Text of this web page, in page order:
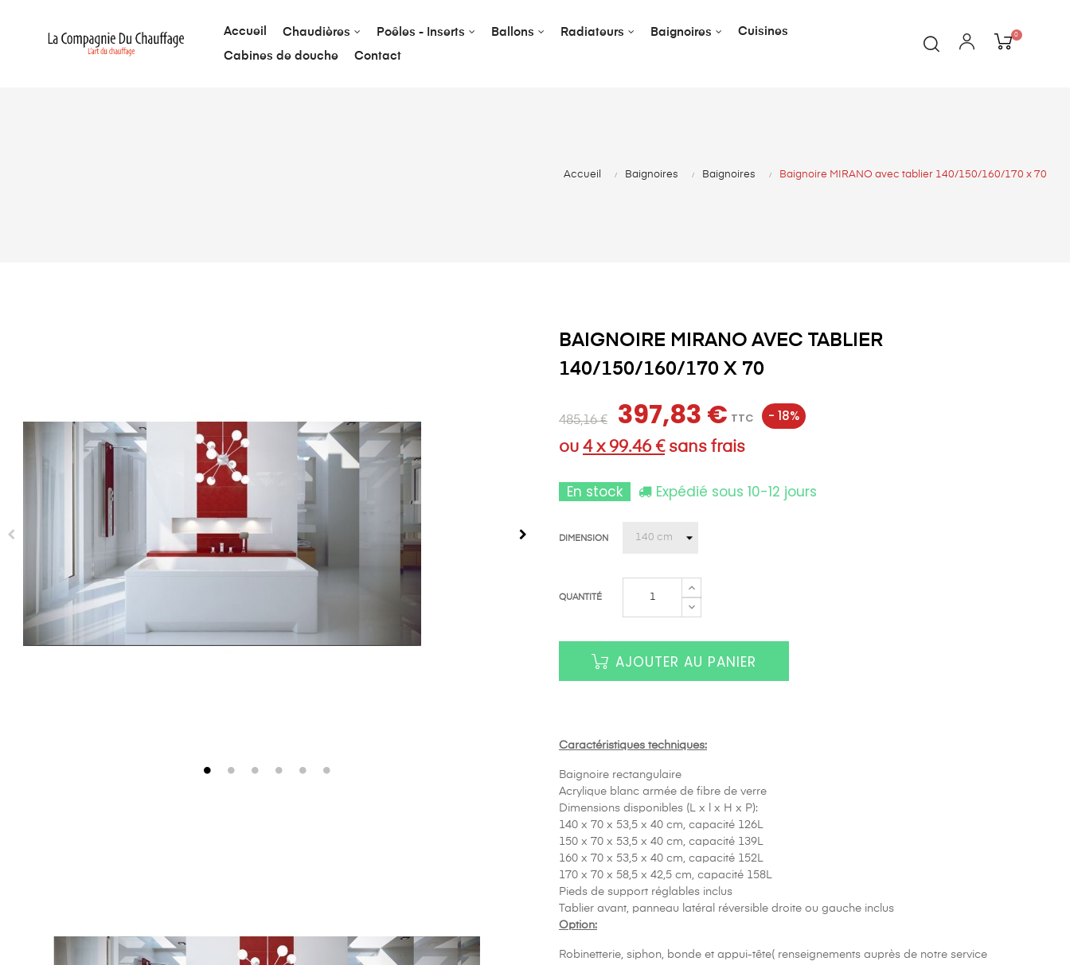
Accueil Chaudières Poêles - Inserts Ballons Radiateurs Baignoires Cuisines
Cabines de douche Contact
0
Accueil Baignoires Baignoires Baignoire MIRANO avec tablier 140/150/160/170 x 70
BAIGNOIRE MIRANO AVEC TABLIER
140/150/160/170 X 70
485,16 € 397,83 € TTC
- 18%
ou 4 x 99.46 €sans frais
En stock Expédié sous 10-12 jours
DIMENSION
QUANTITÉ
AJOUTER AU PANIER
Caractéristiques techniques:
Baignoire rectangulaire
Acrylique blanc armée de fibre de verre
Dimensions disponibles (L x l x H x P):
140 x 70 x 53,5 x 40 cm, capacité 126L
150 x 70 x 53,5 x 40 cm, capacité 139L
160 x 70 x 53,5 x 40 cm, capacité 152L
170 x 70 x 58,5 x 42,5 cm, capacité 158L
Pieds de support réglables inclus
Tablier avant, panneau latéral réversible droite ou gauche inclus
Option:
Robinetterie, siphon, bonde et appui-tête( renseignements auprès de notre service